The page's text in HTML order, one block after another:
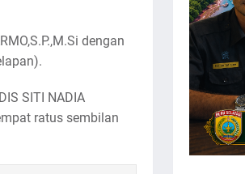
dengan
SITI NADIA
ratus sembilan